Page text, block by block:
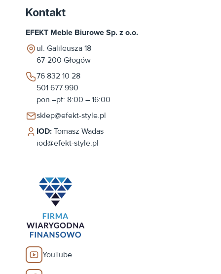
Kontakt
EFEKT Meble Biurowe Sp. z o.o.
ul. Galileusza 18
67-200 Głogów
76 832 10 28
501 677 990
pon.–pt: 8:00 – 16:00
sklep@efekt-style.pl
IOD: Tomasz Wadas
iod@efekt-style.pl
YouTube